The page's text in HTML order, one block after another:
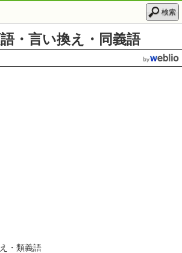
検索
・言い換え・同義語
・類義語